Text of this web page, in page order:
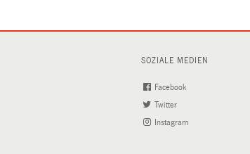
SOZIALE MEDIEN
Facebook
Twitter
Link)
Instagram